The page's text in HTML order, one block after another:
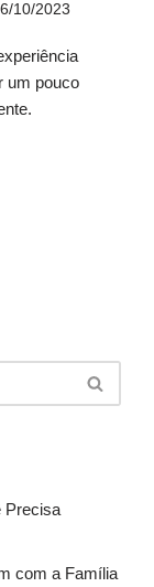
10/2023
um pouco
Precisa
com a Família